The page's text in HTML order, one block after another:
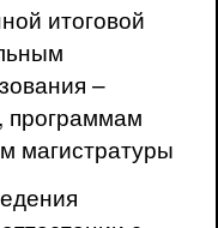
итоговой
–
программам
магистратуры